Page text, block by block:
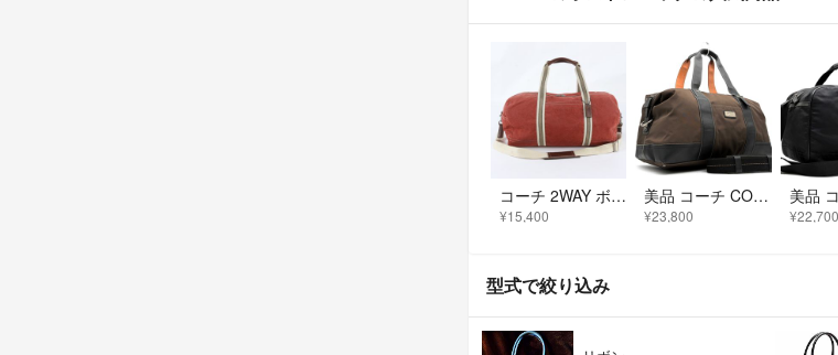
コーチ 2WAY ボストン バッグ 斜め掛け ショルダー 出張 旅行 トート トラベル ビジネス メンズ WGE EL5-5
¥15,400
美品 コーチ COACH 2way ジムバッグ ボストンバッグ ダッフル トラベルバッグ ショルダーバッグ ナイロン レザー 牛革 ブラウン ブラック 夏休み お盆 帰省 敬老の日 シルバーウィーク 秋 ギフト
¥23,800 ¥22,700
型式で絞り込み